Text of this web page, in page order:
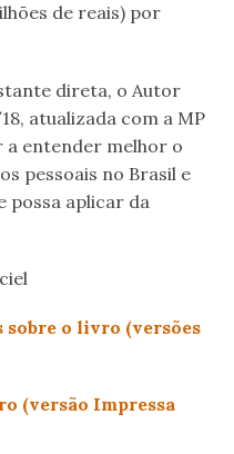
de reais) por
direta, o Autor
atualizada com a MP
entender melhor o
pessoais no Brasil e
possa aplicar da
sobre o livro (versões
(versão Impressa